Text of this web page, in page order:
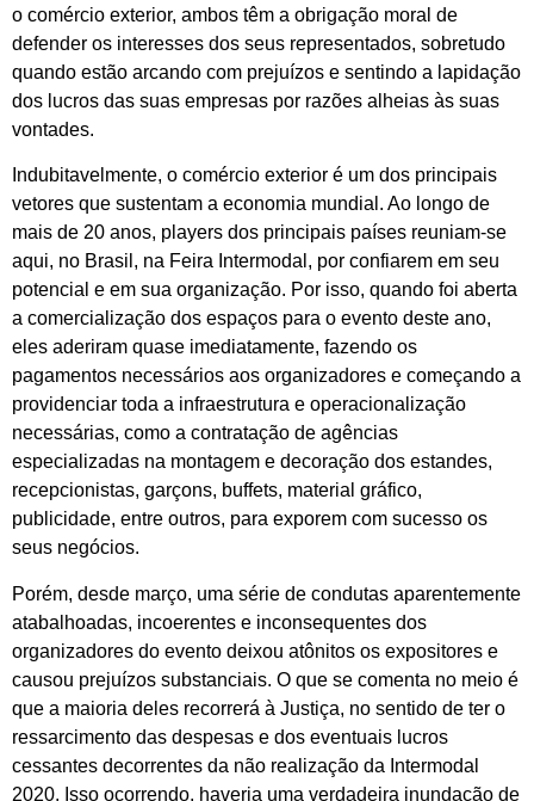
o comércio exterior, ambos têm a obrigação moral de
defender os interesses dos seus representados, sobretudo
quando estão arcando com prejuízos e sentindo a lapidação
dos lucros das suas empresas por razões alheias às suas
vontades.
Indubitavelmente, o comércio exterior é um dos principais
vetores que sustentam a economia mundial. Ao longo de
mais de 20 anos, players dos principais países reuniam-se
aqui, no Brasil, na Feira Intermodal, por confiarem em seu
potencial e em sua organização. Por isso, quando foi aberta
a comercialização dos espaços para o evento deste ano,
eles aderiram quase imediatamente, fazendo os
pagamentos necessários aos organizadores e começando a
providenciar toda a infraestrutura e operacionalização
necessárias, como a contratação de agências
especializadas na montagem e decoração dos estandes,
recepcionistas, garçons, buffets, material gráfico,
publicidade, entre outros, para exporem com sucesso os
seus negócios.
Porém, desde março, uma série de condutas aparentemente
atabalhoadas, incoerentes e inconsequentes dos
organizadores do evento deixou atônitos os expositores e
causou prejuízos substanciais. O que se comenta no meio é
que a maioria deles recorrerá à Justiça, no sentido de ter o
ressarcimento das despesas e dos eventuais lucros
cessantes decorrentes da não realização da Intermodal
2020. Isso ocorrendo, haveria uma verdadeira inundação de